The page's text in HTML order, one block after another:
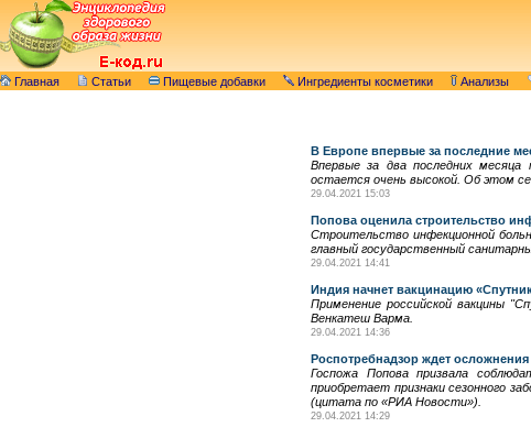
Главная Статьи Пищевые добавки Ингредиенты косметики Анализы
В Европе впервые за последние
Впервые за два последних месяца
остается очень высокой. Об этом
29.04.2021 15:03
Попова оценила строительство
Строительство инфекционной
главный государственный
29.04.2021 14:41
Индия начнет вакцинацию
Применение российской вакцины
Венкатеш Варма.
29.04.2021 14:36
Роспотребнадзор ждет осложнения
Госпожа Попова призвала
приобретает признаки сезонного
(цитата по «РИА Новости»).
29.04.2021 14:29